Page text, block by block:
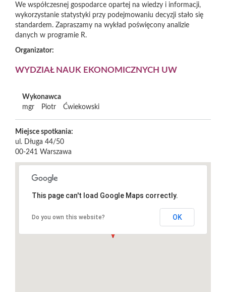
We współczesnej gospodarce opartej na wiedzy i informacji,
wykorzystanie statystyki przy podejmowaniu decyzji stało się
standardem. Zapraszamy na wykład poświęcony analizie
danych w programie R.
Organizator:
WYDZIAŁ NAUK EKONOMICZNYCH UW
Wykonawca
mgr
Piotr Ćwiekowski
Miejsce spotkania:
ul. Długa 44/50
00-241 Warszawa
This page can't load Google Maps correctly.
Do you own this website? OK